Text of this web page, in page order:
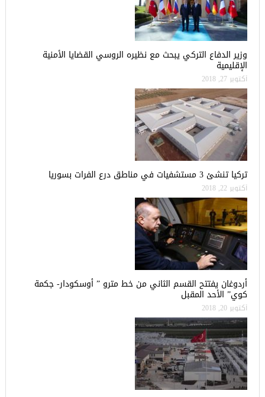
وزير الدفاع التركي يبحث مع نظيره الروسي القضايا الأمنية
الإقليمية
أكتوبر 27, 2018
تركيا تنشئ 3 مستشفيات في مناطق درع الفرات بسوريا
أكتوبر 22, 2018
أردوغان يفتتح القسم الثاني من خط مترو ” أوسكودار- جكمة
كوي” الأحد المقبل
أكتوبر 20, 2018